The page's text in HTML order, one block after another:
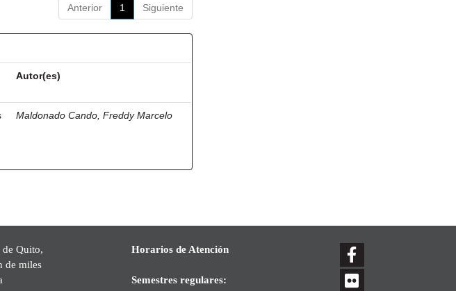
Anterior 1 Siguiente
Autor(es)
Maldonado Cando, Freddy Marcelo
Quito,
de miles
Horarios de Atención
Semestres regulares: